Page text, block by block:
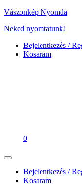
Vászonkép Nyomda
Neked nyomtatunk!
Bejelentkezés /
Kosaram
0
Bejelentkezés /
Kosaram